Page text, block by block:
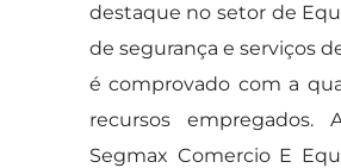
destaque no setor de
de segurança e serviços
é comprovado com a
recursos empregados.
Segmax Comercio E